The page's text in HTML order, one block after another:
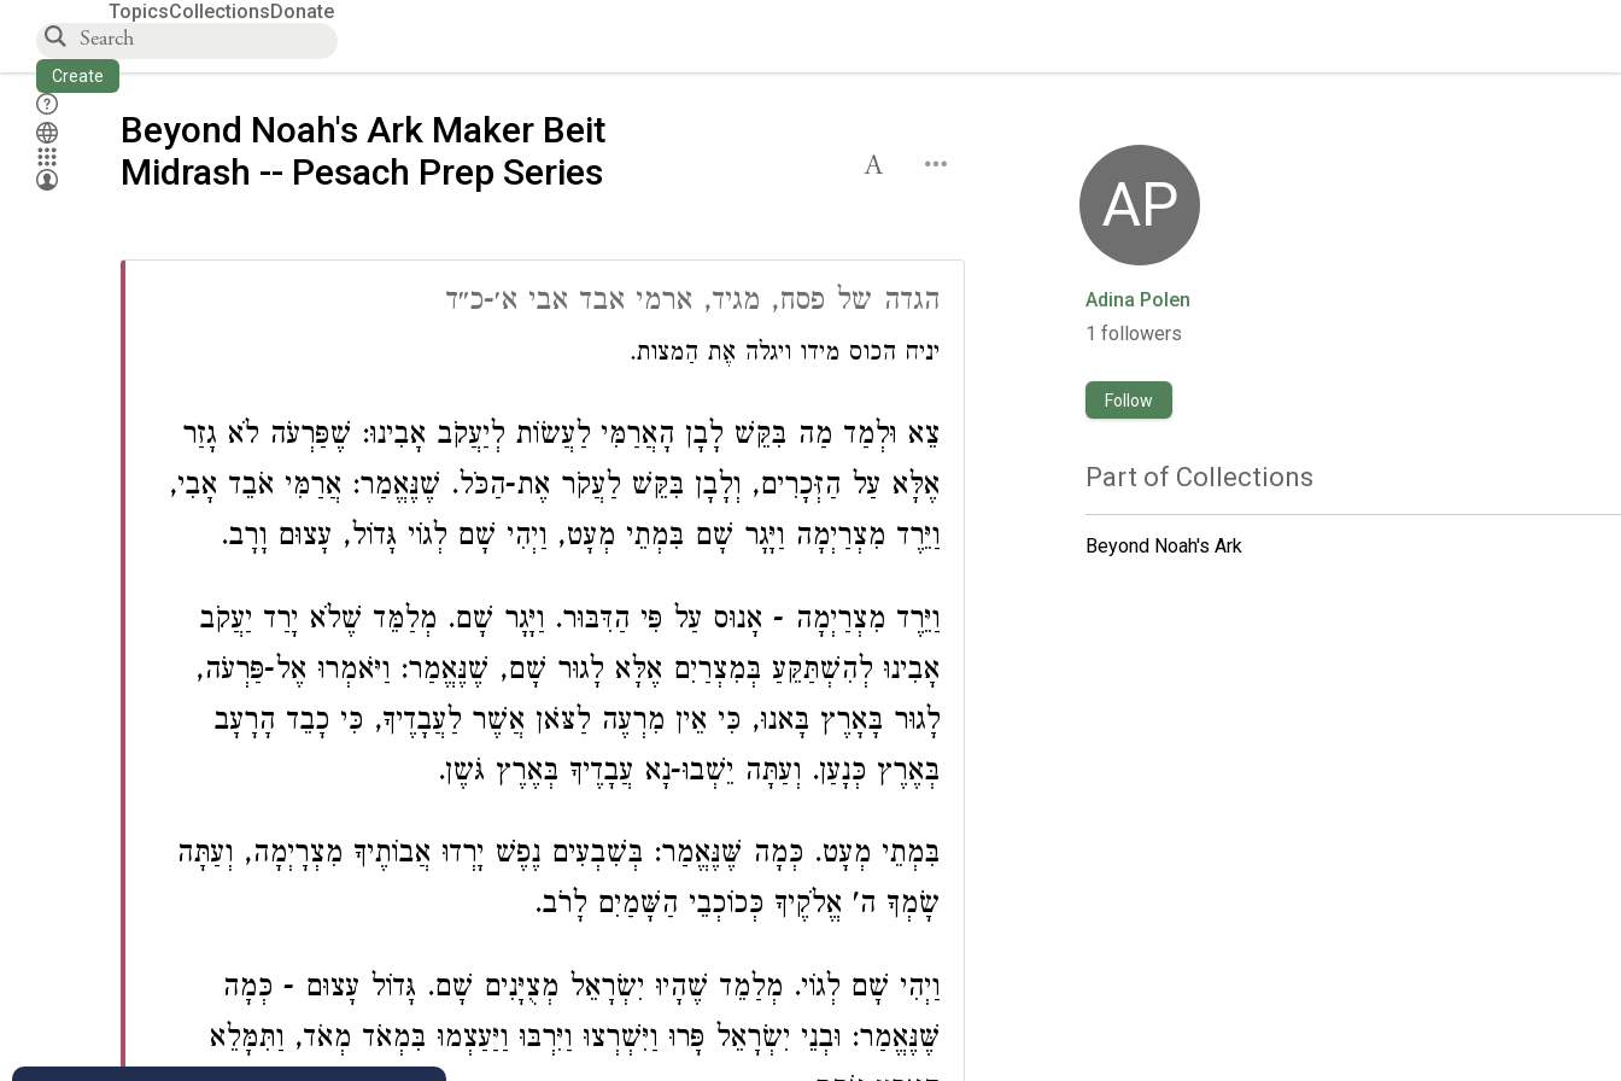
TopicsCollectionsDonate
Create
Beyond Noah's Ark Maker Beit
Midrash -- Pesach Prep Series
הגדה של פסח, מגיד, ארמי אבד אבי א׳-כ״ד
יניח הכוס מידו ויגלה אֶת הַמצות.
צֵא וּלְמַד מַה בִּקֵּשׁ לָבָן הָאֲרַמִּי לַעֲשׂוֹת לְיַעֲקֹב אָבִינוּ: שֶׁפַּרְעֹה לֹא גָזַר
אֶלָּא עַל הַזְּכָרִים, וְלָבָן בִּקֵּשׁ לַעֲקֹר אֶת-הַכֹּל. שֶׁנֶּאֱמַר: אֲרַמִּי אֹבֵד אָבִי,
וַיֵּרֶד מִצְרַיְמָה וַיָּגָר שָׁם בִּמְתֵי מְעָט, וַיְהִי שָׁם לְגוֹי גָּדוֹל, עָצוּם וָרָב.
וַיֵּרֶד מִצְרַיְמָה - אָנוּס עַל פִּי הַדִּבּוּר. וַיָּגָר שָׁם. מְלַמֵּד שֶׁלֹא יָרַד יַעֲקֹב
אָבִינוּ לְהִשְׁתַּקֵּעַ בְּמִצְרַיִם אֶלָּא לָגוּר שָׁם, שֶׁנֶּאֱמַר: וַיֹּאמְרוּ אֶל-פַּרְעֹה,
לָגוּר בָּאָרֶץ בָּאנוּ, כִּי אֵין מִרְעֶה לַצֹּאן אֲשֶׁר לַעֲבָדֶיךָ, כִּי כָבֵד הָרָעָב
בְּאֶרֶץ כְּנָעַן. וְעַתָּה יֵשְׁבוּ-נָא עֲבָדֶיךָ בְּאֶרֶץ גֹּשֶן.
בִּמְתֵי מְעָט. כְּמָה שֶּׁנֶּאֱמַר: בְּשִׁבְעִים נֶפֶשׁ יָרְדוּ אֲבוֹתֶיךָ מִצְרָיְמָה, וְעַתָּה
שָׂמְךָ ה' אֱלֹקֶיךָ כְּכוֹכְבֵי הַשָּׁמַיִם לָרֹב.
וַיְהִי שָׁם לְגוֹי. מְלַמֵד שֶׁהָיוּ יִשְׂרָאֵל מְצֻיָּנִים שָׁם. גָּדוֹל עָצוּם - כְּמָה
שֶּׁנֶּאֱמַר: וּבְנֵי יִשְׂרָאֵל פָּרוּ וַיִּשְׁרְצוּ וַיִּרְבּוּ וַיַּעַצְמוּ בִּמְאֹד מְאֹד, וַתִּמָּלֵא
AP
Adina Polen
1 followers
Follow
Part of Collections
Beyond Noah's Ark